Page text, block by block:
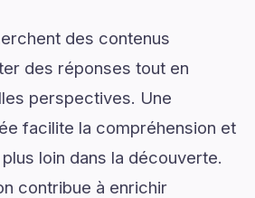
des contenus
des réponses tout en
perspectives. Une
facilite la compréhension et
loin dans la découverte.
contribue à enrichir